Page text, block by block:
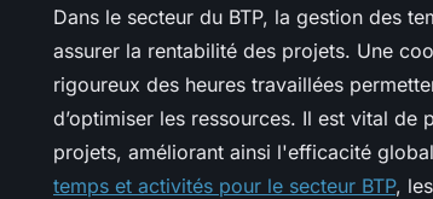
Dans le secteur du BTP, la gestion des
assurer la rentabilité des projets. Une
rigoureux des heures travaillées
d’optimiser les ressources. Il est vital
projets, améliorant ainsi l'efficacité
temps et activités pour le secteur BTP,